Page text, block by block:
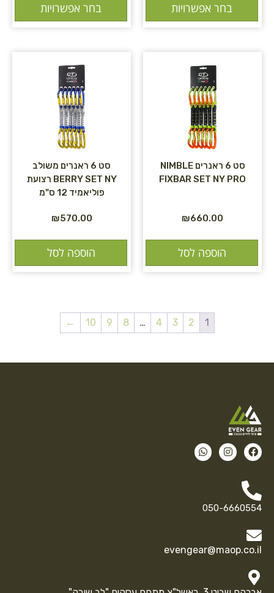
בחר אפשרויות בחר אפשרויות
סט 6 ראנרים NIMBLE
FIXBAR SET NY PRO
₪660.00
הוספה לסל
סט 6 ראנרים משולב
BERRY SET NY רצועת
פוליאמיד 12 ס"מ
₪570.00
הוספה לסל
1
2
3
4
…
8
9
10
←
050-6660554
evengear@maop.co.il